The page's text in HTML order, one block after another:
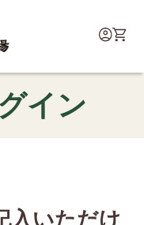
イン
入いただけ